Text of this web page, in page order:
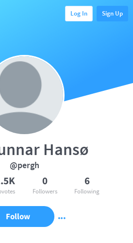
Log In Sign Up
Hansø
@pergh
0
Followers
6
Following
Follow